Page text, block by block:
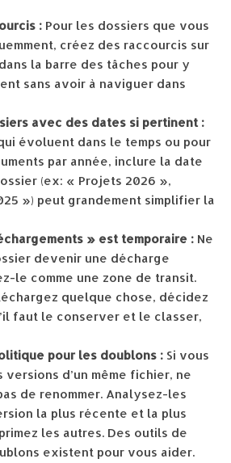
: Pour les dossiers que vous
créez des raccourcis sur
la barre des tâches pour y
sans avoir à naviguer dans
avec des dates si pertinent :
évoluent dans le temps ou pour
par année, inclure la date
(ex: « Projets 2026 »,
») peut grandement simplifier la
» est temporaire : Ne
devenir une décharge
le comme une zone de transit.
quelque chose, décidez
faut le conserver et le classer,
pour les doublons : Si vous
d’un même fichier, ne
de renommer. Analysez-les
la plus récente et la plus
les autres. Des outils de
existent pour vous aider.